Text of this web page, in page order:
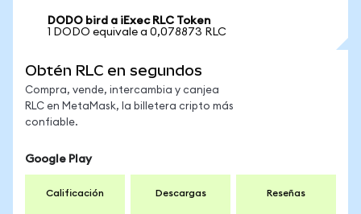
DODO bird a iExec RLC Token
1 DODO equivale a 0,078873 RLC
Obtén RLC en segundos
Compra, vende, intercambia y canjea
RLC en MetaMask, la billetera cripto más
confiable.
Google Play
Calificación Descargas Reseñas